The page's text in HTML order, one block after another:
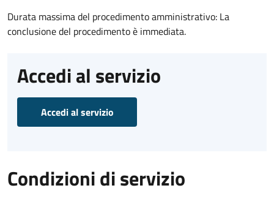
Durata massima del procedimento amministrativo: La
conclusione del procedimento è immediata.
Accedi al servizio
Accedi al servizio
Condizioni di servizio